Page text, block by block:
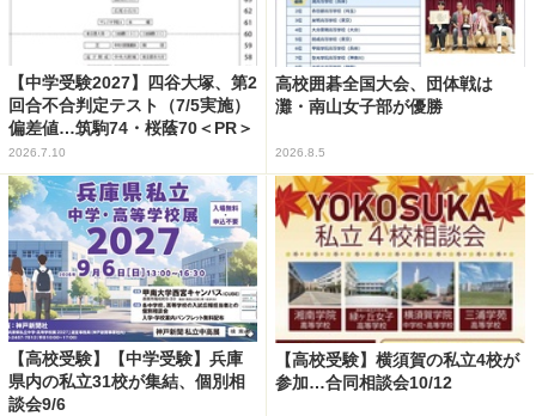
【中学受験2027】四谷大塚、第2
回合不合判定テスト（7/5実施）
偏差値…筑駒74・桜蔭70＜PR＞
2026.7.10
高校囲碁全国大会、団体戦は
灘・南山女子部が優勝
2026.8.5
【高校受験】【中学受験】兵庫
県内の私立31校が集結、個別相
談会9/6
【高校受験】横須賀の私立4校が
参加…合同相談会10/12